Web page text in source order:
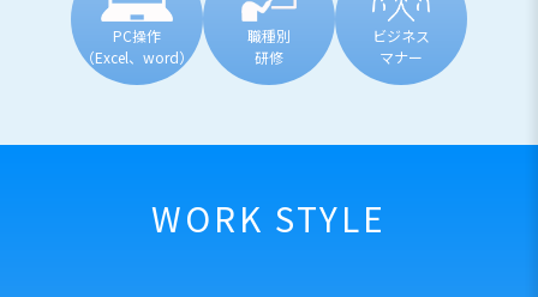
PC操作
（Excel、word）
職種別
研修
ビジネス
マナー
WORK STYLE